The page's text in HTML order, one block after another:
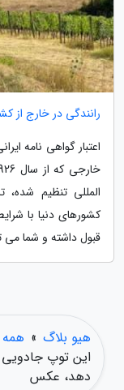
رانندگی در خارج از
اعتبار گواهی نامه
المللی تنظیم
کشورهای دنیا با
قبول داشته و شما می
هیو بلاگ » همه
دهد، عکس